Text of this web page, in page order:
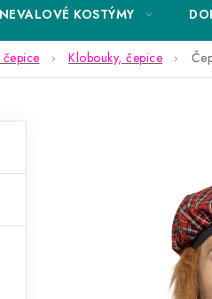
KOSTÝMY
Klobouky, čepice